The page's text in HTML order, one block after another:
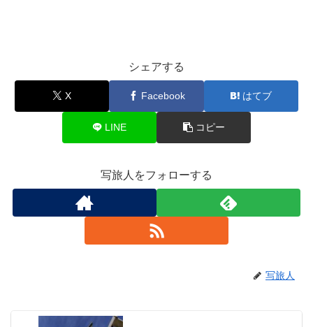
シェアする
X Facebook はてブ
LINE コピー
写旅人をフォローする
写旅人